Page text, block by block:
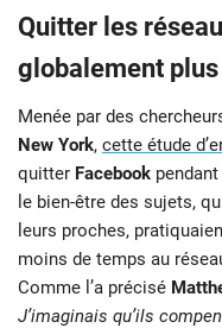
Quitter les
globalement
Menée par des
New York, cette étude
quitter Facebook
le bien-être des sujets,
leurs proches,
moins de temps au
Comme l’a précisé
J’imaginais qu’ils